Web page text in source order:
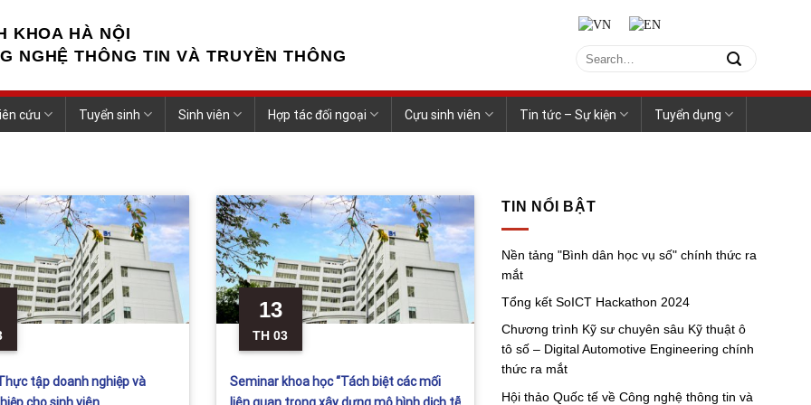
KHOA HÀ NỘI
NGHỆ THÔNG TIN VÀ TRUYỀN THÔNG
cứu Tuyển sinh Sinh viên Hợp tác đối ngoại Cựu sinh viên Tin tức – Sự kiện Tuyển dụng
tập doanh nghiệp và
13
TH 03
Seminar khoa học “Tách biệt các mối
TIN NỔI BẬT
Nền tảng "Bình dân học vụ số" chính thức ra
mắt
Tổng kết SoICT Hackathon 2024
Chương trình Kỹ sư chuyên sâu Kỹ thuật ô
tô số – Digital Automotive Engineering chính
thức ra mắt
Hội thảo Quốc tế về Công nghệ thông tin và